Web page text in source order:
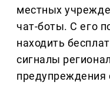
местных
чат-боты. С его
находить
сигналы